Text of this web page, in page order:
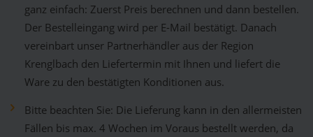
ganz einfach: Zuerst Preis berechnen und dann bestellen.
Der Bestelleingang wird per E-Mail bestätigt. Danach
vereinbart unser Partnerhändler aus der Region
Krenglbach den Liefertermin mit Ihnen und liefert die
Ware zu den bestätigten Konditionen aus.
Bitte beachten Sie: Die Lieferung kann in den allermeisten
Fällen bis max. 4 Wochen im Voraus bestellt werden, da